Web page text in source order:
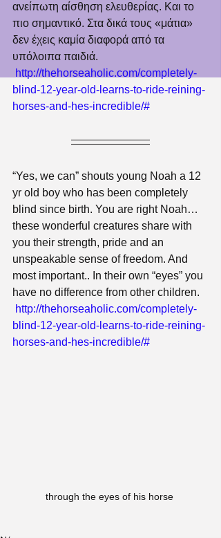
ανείπωτη αίσθηση ελευθερίας. Και το
πιο σημαντικό. Στα δικά τους «μάτια»
δεν έχεις καμία διαφορά από τα
υπόλοιπα παιδιά.
http://thehorseaholic.com/completely-
blind-12-year-old-learns-to-ride-reining-
horses-and-hes-incredible/#
“Yes, we can” shouts young Noah a 12
yr old boy who has been completely
blind since birth. You are right Noah…
these wonderful creatures share with
you their strength, pride and an
unspeakable sense of freedom. And
most important.. In their own “eyes” you
have no difference from other children.
http://thehorseaholic.com/completely-
blind-12-year-old-learns-to-ride-reining-
horses-and-hes-incredible/#
through the eyes of his horse